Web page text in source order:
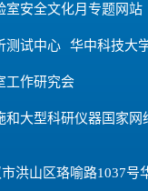
室安全文化月专题网站
测试中心 华中科技大
工作研究会
和大型科研仪器国家网
洪山区珞喻路1037号